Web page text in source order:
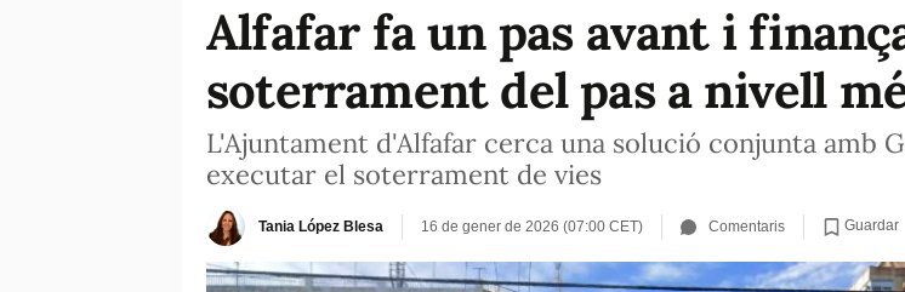
Alfafar fa un pas avant i
soterrament del pas a nivell
L'Ajuntament d'Alfafar cerca una solució conjunta amb
executar el soterrament de vies
Tania López Blesa 16 de gener de 2026 (07:00 CET) Comentaris Guardar